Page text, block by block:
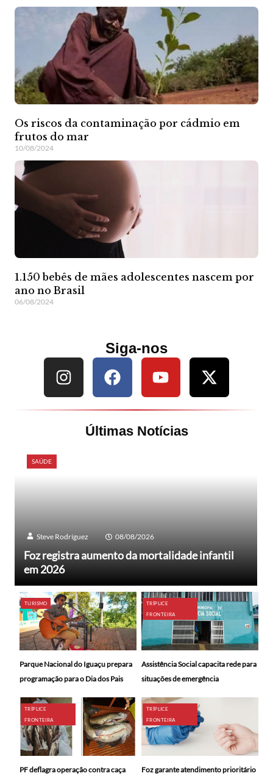
Os riscos da contaminação por cádmio em
frutos do mar
10/08/2024
1.150 bebês de mães adolescentes nascem por
ano no Brasil
06/08/2024
Siga-nos
Últimas Notícias
SAÚDE
Steve Rodríguez 08/08/2026
Foz registra aumento da mortalidade infantil
em 2026
TURISMO
Parque Nacional do Iguaçu prepara
programação para o Dia dos Pais
TRÍPLICE
FRONTEIRA
Assistência Social capacita rede para
situações de emergência
TRÍPLICE
FRONTEIRA
PF deflagra operação contra caça
TRÍPLICE
FRONTEIRA
Foz garante atendimento prioritário